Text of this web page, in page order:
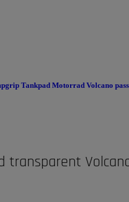
Tankpad Motorrad Volcano